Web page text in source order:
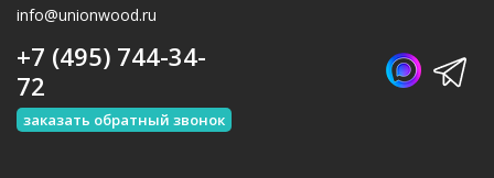
info@unionwood.ru
+7 (495) 744-34-
72
заказать обратный звонок